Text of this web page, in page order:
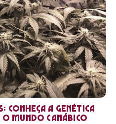
conheça a genética
mundo canábico